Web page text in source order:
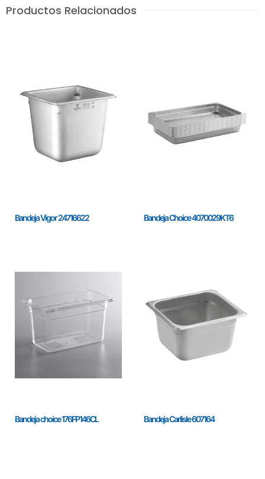
Productos Relacionados
Bandeja Vigor 24716622 Bandeja Choice 4070029KT6
Bandeja choice 176FP146CL Bandeja Carlisle 607164